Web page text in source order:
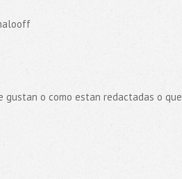
gustan o como estan redactadas o que